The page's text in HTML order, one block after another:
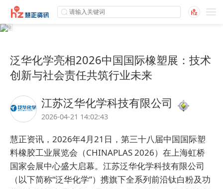
泛华化学亮相2026中国国际橡塑展：技术
创新与社会责任共筑行业未来
江苏泛华化学科技有限公司
2026-04-21 14:02:43
慧正资讯，2026年4月21日，第三十八届中国国际塑
料橡胶工业展览会（CHINAPLAS 2026）在上海虹桥
国家会展中心盛大启幕。 江苏泛华化学科技有限公司
（以下简称“泛华化学”）携旗下全系列前沿钛白粉及功